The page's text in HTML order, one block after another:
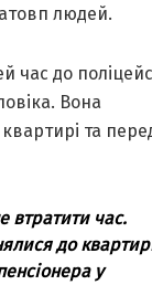
людей.
час до
Вона
та
втратити час.
до
у